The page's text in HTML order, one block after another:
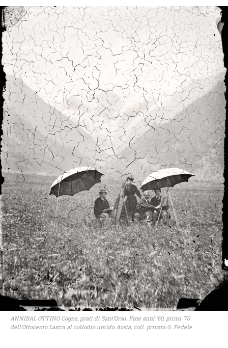
ANNIBAL OTTINO Cogne, prati di Sant’Orso. Fine anni ’60, primi ‘70
dell’Ottocento Lastra al collodio umido Aosta, coll. privata G. Fedele